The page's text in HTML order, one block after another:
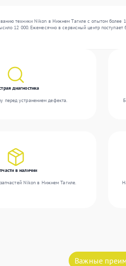
техники Nikon в Нижнем Тагиле с опытом
12 000. Ежемесячно в сервисный центр
диагностика
перед устранением дефекта.
в наличии
Nikon в Нижнем Тагиле.
Важные